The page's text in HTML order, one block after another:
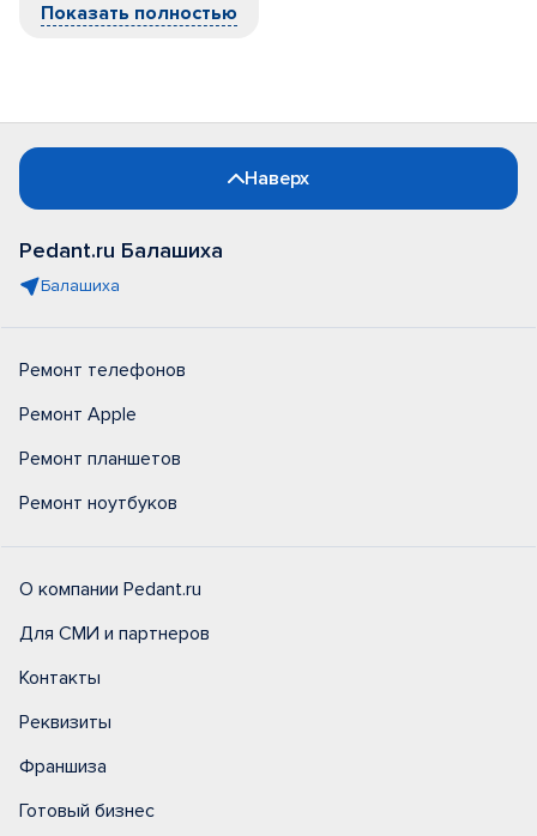
Показать полностью
Наверх
Pedant.ru Балашиха
Балашиха
Ремонт телефонов
Ремонт Apple
Ремонт планшетов
Ремонт ноутбуков
О компании Pedant.ru
Для СМИ и партнеров
Контакты
Реквизиты
Франшиза
Готовый бизнес